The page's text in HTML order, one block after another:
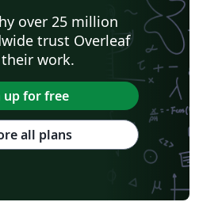
over 25 million
trust Overleaf
work.
up for free
all plans